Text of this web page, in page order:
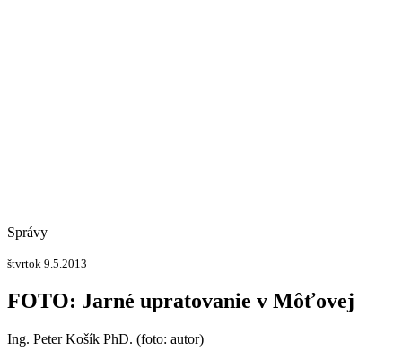
Správy
štvrtok 9.5.2013
FOTO: Jarné upratovanie v Môťovej
Ing. Peter Košík PhD. (foto: autor)